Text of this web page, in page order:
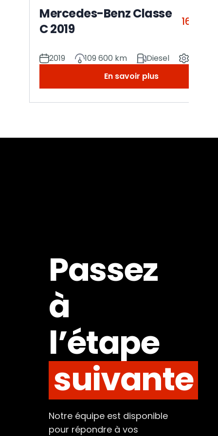
Mercedes-Benz Classe
C 2019
16 990
2019 109 600 km Diesel
En savoir plus
Passez
à
l’étape
suivante
Notre équipe est disponible
pour répondre à vos